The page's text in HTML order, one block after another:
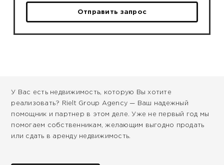
Отправить запрос
У Вас есть недвижимость, которую Вы хотите
реализовать? Rielt Group Agency — Ваш надежный
помощник и партнер в этом деле. Уже не первый год мы
помогаем собственникам, желающим выгодно продать
или сдать в аренду недвижимость.